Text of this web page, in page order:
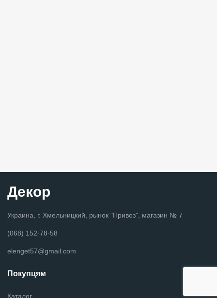
Декор
Украина, г. Хмельницкий, рынок "Привоз", магазин № 7
(068) 152-78-58
elenget57@gmail.com
Покупцям
Каталог